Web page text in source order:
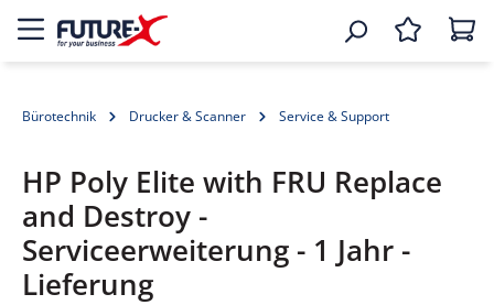
Bürotechnik Drucker & Scanner Service & Support
HP Poly Elite with FRU Replace
and Destroy -
Serviceerweiterung - 1 Jahr -
Lieferung